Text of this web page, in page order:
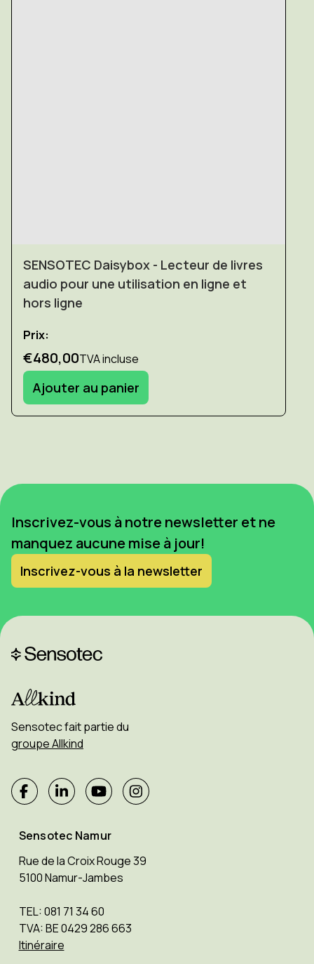
SENSOTEC Daisybox - Lecteur de livres
audio pour une utilisation en ligne et
hors ligne
Prix:
€480,00TVA incluse
Ajouter au panier
Inscrivez-vous à notre newsletter et ne
manquez aucune mise à jour!
Inscrivez-vous à la newsletter
Sensotec fait partie du
groupe Allkind
Sensotec Namur
Rue de la Croix Rouge 39
5100 Namur-Jambes
TEL: 081 71 34 60
TVA: BE 0429 286 663
Itinéraire